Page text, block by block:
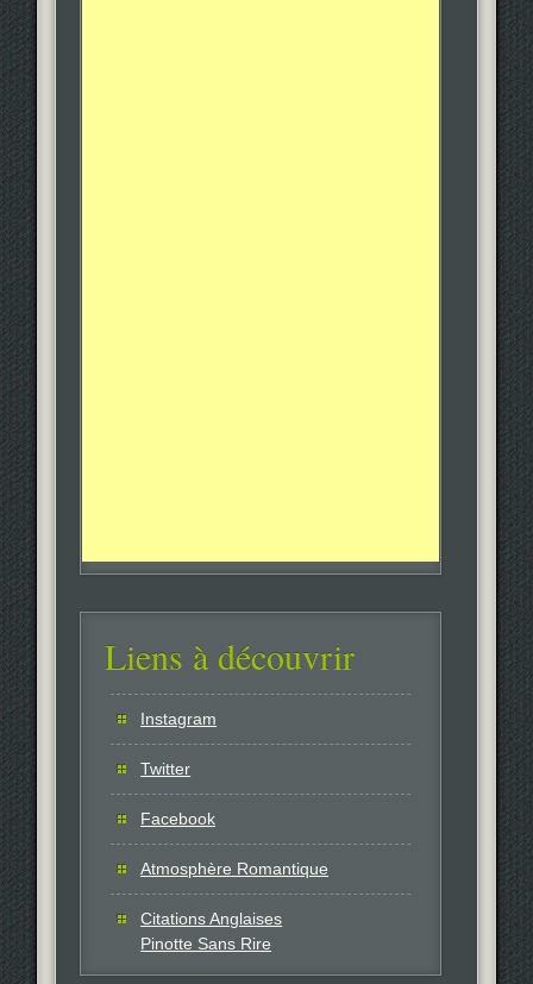
Liens à découvrir
Instagram
Twitter
Facebook
Atmosphère Romantique
Citations Anglaises
Pinotte Sans Rire